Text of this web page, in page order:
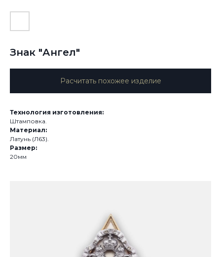
Знак "Ангел"
Расчитать похожее изделие
Технология изготовления:
Штамповка.
Материал:
Латунь (Л63).
Размер:
20мм